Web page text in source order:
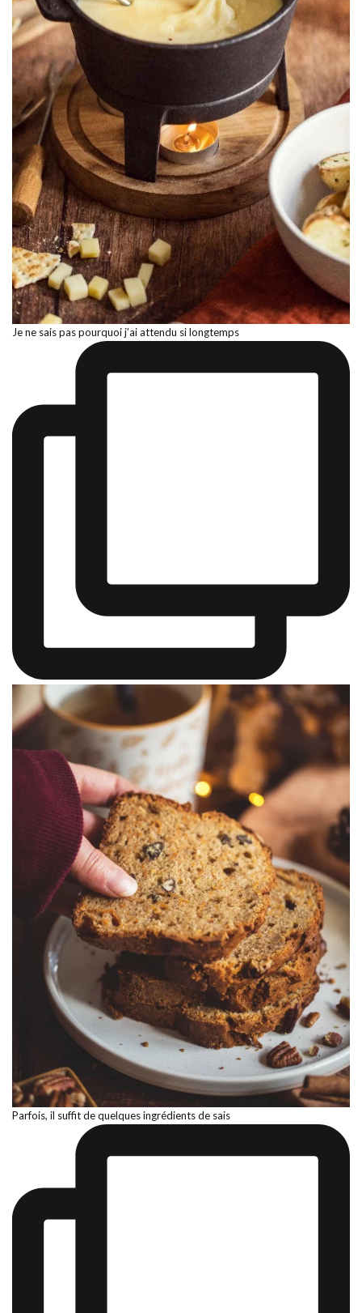
Je ne sais pas pourquoi j’ai attendu si longtemps
Parfois, il suffit de quelques ingrédients de sais